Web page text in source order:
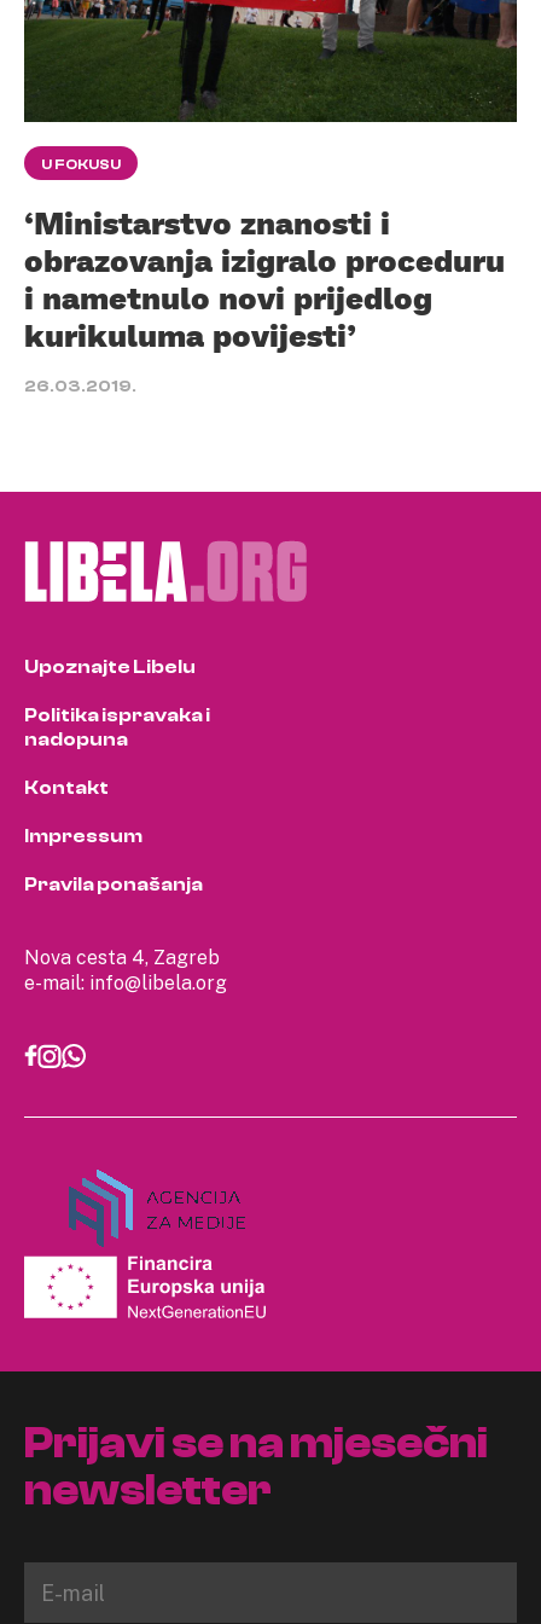
U FOKUSU
‘Ministarstvo znanosti i
obrazovanja izigralo proceduru
i nametnulo novi prijedlog
kurikuluma povijesti’
26.03.2019.
Nova cesta 4, Zagreb
e-mail: info@libela.org
Upoznajte Libelu
Politika ispravaka i
nadopuna
Kontakt
Impressum
Pravila ponašanja
Prijavi se na mjesečni
newsletter